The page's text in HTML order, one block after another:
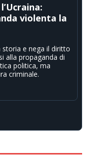
violenta la
e nega il diritto
alla propaganda di
politica, ma
criminale.